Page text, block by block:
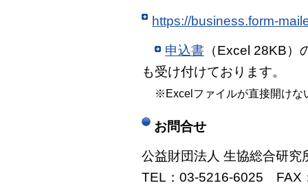
https://business.form-
申込書 （Excel 28KB
も受け付けております。
※Excelファイルが直接開けな
お問合せ
公益財団法人 生協総合研
TEL：03-5216-6025 FAX